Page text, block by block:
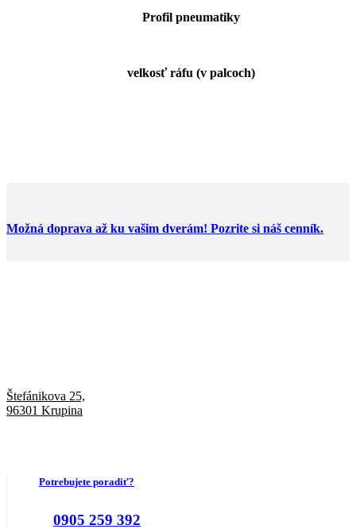
Profil pneumatiky
velkosť ráfu (v palcoch)
Možná doprava až ku vašim dverám! Pozrite si náš cenník.
Štefánikova 25,
96301 Krupina
Potrebujete poradiť?
0905 259 392